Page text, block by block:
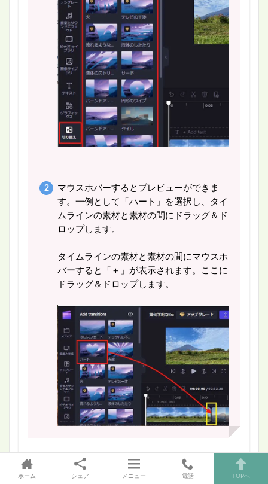
マウスホバーするとプレビューができま
す。一例として「ハート」を選択し、タイ
ムラインの素材と素材の間にドラッグ＆ド
ロップします。
タイムラインの素材と素材の間にマウスホ
バーすると「＋」が表示されます。ここに
ドラッグ＆ドロップします。
なお、「 」マークが付されている素材は有料とな
ホーム シェア メニュー 電話 TOPへ